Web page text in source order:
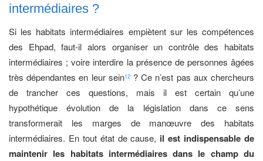
intermédiaires ?
Si les habitats intermédiaires empiètent sur les compétences
des Ehpad, faut-il alors organiser un contrôle des habitats
intermédiaires ; voire interdire la présence de personnes âgées
très dépendantes en leur sein12? Ce n’est pas aux chercheurs
de trancher ces questions, mais il est certain qu’une
hypothétique évolution de la législation dans ce sens
transformerait les marges de manœuvre des habitats
intermédiaires. En tout état de cause, il est indispensable de
maintenir les habitats intermédiaires dans le champ du